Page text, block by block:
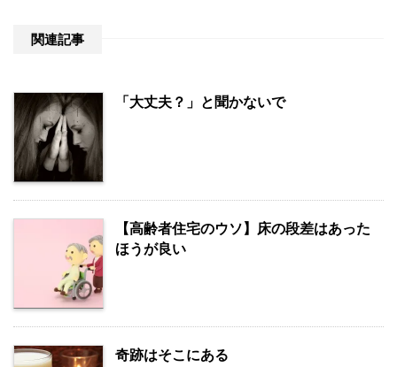
関連記事
「大丈夫？」と聞かないで
【高齢者住宅のウソ】床の段差はあった
ほうが良い
奇跡はそこにある